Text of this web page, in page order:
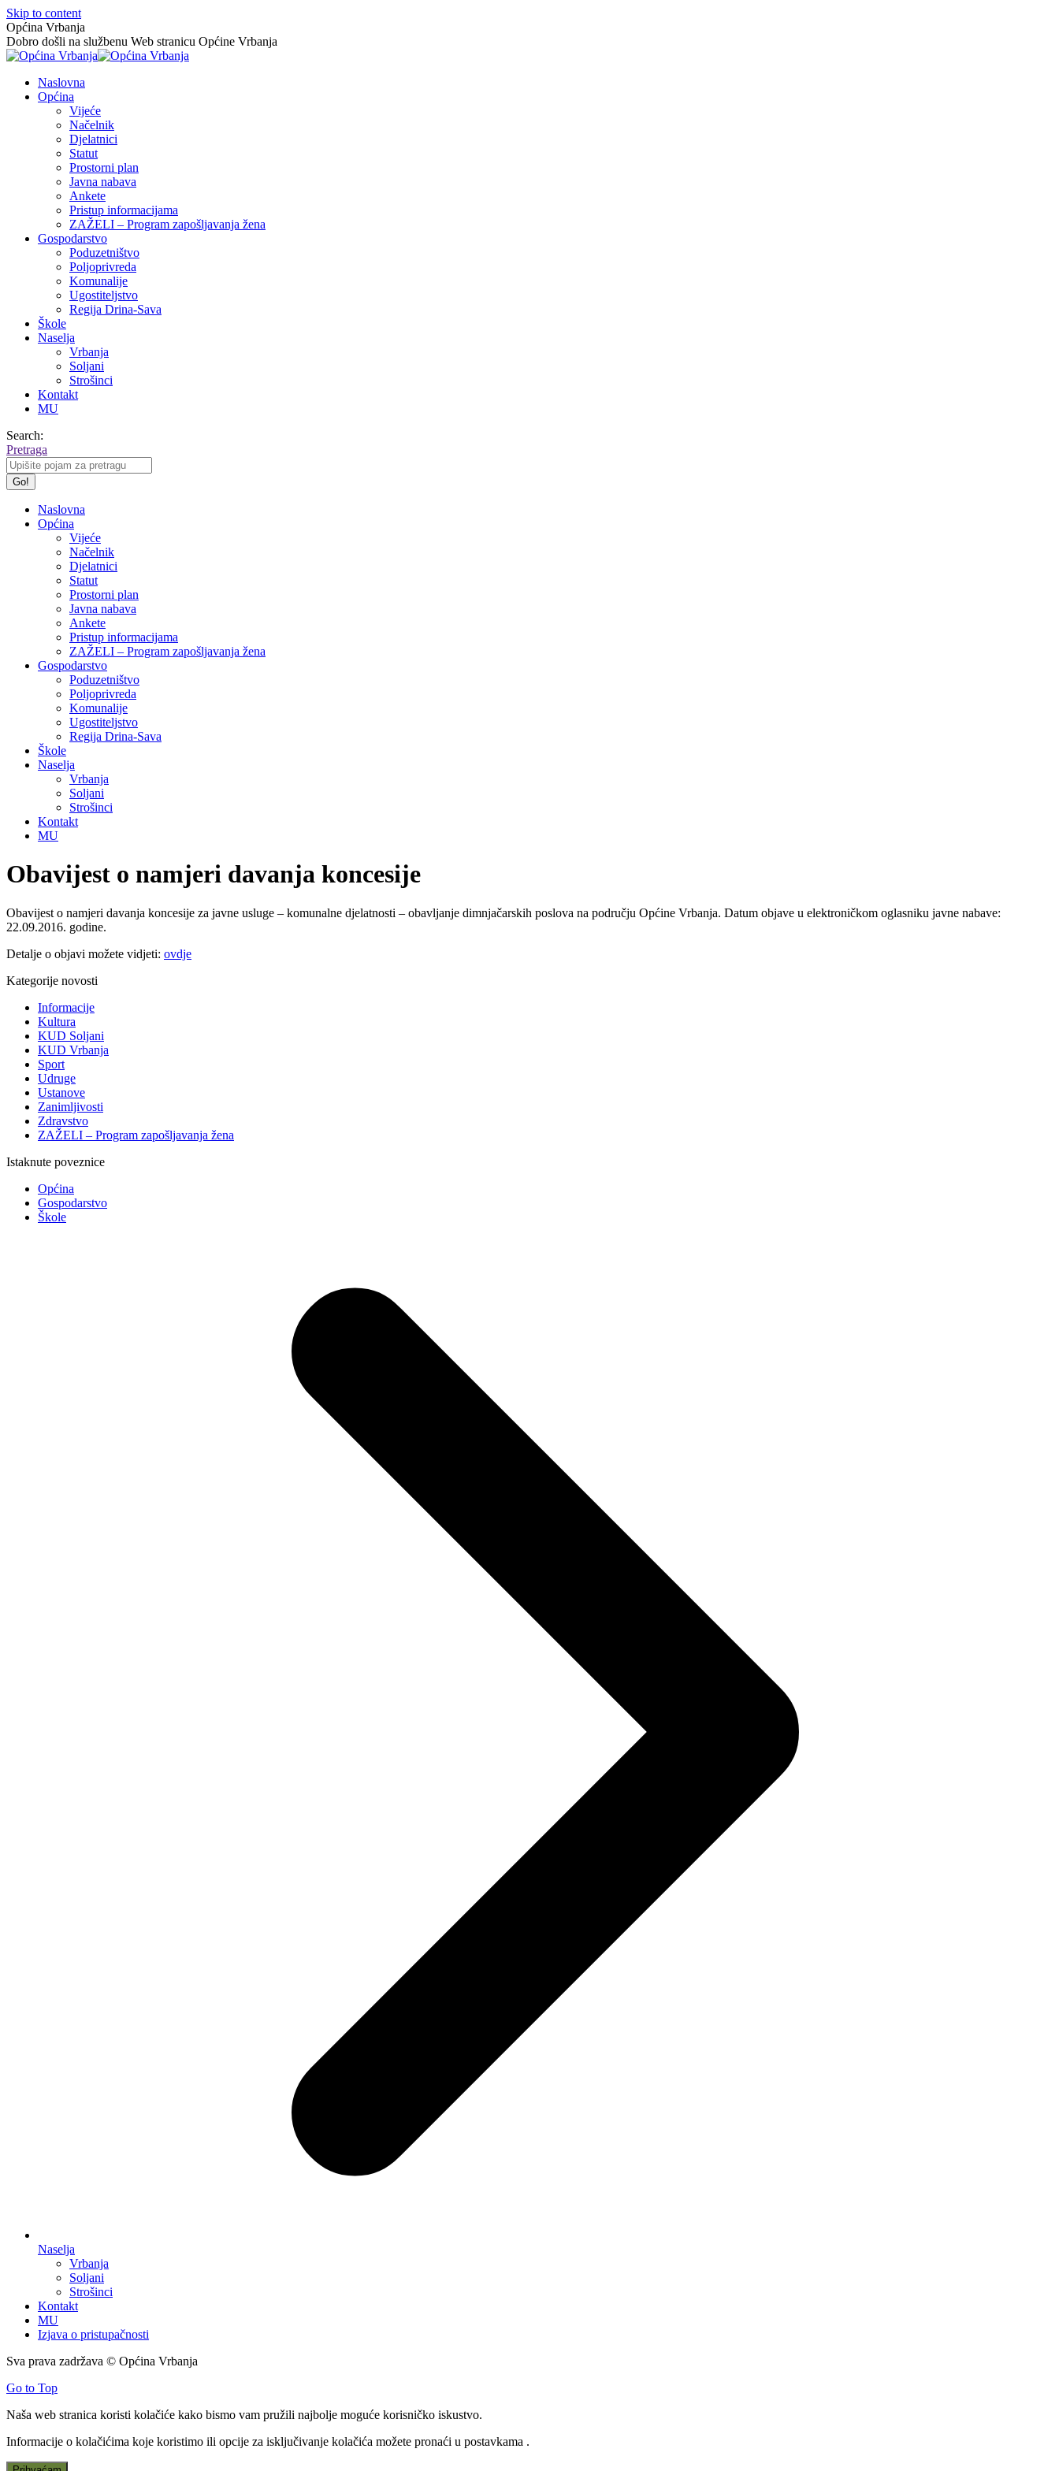
Skip to content
Općina Vrbanja
Dobro došli na službenu Web stranicu Općine Vrbanja
Naslovna
Općina
Vijeće
Načelnik
Djelatnici
Statut
Prostorni plan
Javna nabava
Ankete
Pristup informacijama
ZAŽELI – Program zapošljavanja žena
Gospodarstvo
Poduzetništvo
Poljoprivreda
Komunalije
Ugostiteljstvo
Regija Drina-Sava
Škole
Naselja
Vrbanja
Soljani
Strošinci
Kontakt
MU
Search:
Pretraga
Naslovna
Općina
Vijeće
Načelnik
Djelatnici
Statut
Prostorni plan
Javna nabava
Ankete
Pristup informacijama
ZAŽELI – Program zapošljavanja žena
Gospodarstvo
Poduzetništvo
Poljoprivreda
Komunalije
Ugostiteljstvo
Regija Drina-Sava
Škole
Naselja
Vrbanja
Soljani
Strošinci
Kontakt
MU
Obavijest o namjeri davanja koncesije
Obavijest o namjeri davanja koncesije za javne usluge – komunalne djelatnosti – obavljanje dimnjačarskih poslova na području Općine Vrbanja. Datum objave u elektroničkom oglasniku javne nabave:
22.09.2016. godine.
Detalje o objavi možete vidjeti: ovdje
Kategorije novosti
Informacije
Kultura
KUD Soljani
KUD Vrbanja
Sport
Udruge
Ustanove
Zanimljivosti
Zdravstvo
ZAŽELI – Program zapošljavanja žena
Istaknute poveznice
Općina
Gospodarstvo
Škole
Naselja
Vrbanja
Soljani
Strošinci
Kontakt
MU
Izjava o pristupačnosti
Sva prava zadržava © Općina Vrbanja
Go to Top
Naša web stranica koristi kolačiće kako bismo vam pružili najbolje moguće korisničko iskustvo.
Informacije o kolačićima koje koristimo ili opcije za isključivanje kolačića možete pronaći u postavkama .